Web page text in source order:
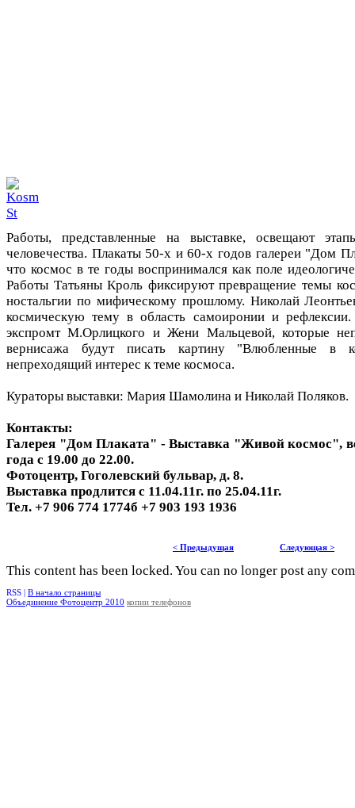
Работы, представленные на выставке, освещают
человечества. Плакаты 50-х и 60-х годов галереи "Дом
что космос в те годы воспринимался как поле
Работы Татьяны Кроль фиксируют превращение темы
ностальгии по мифическому прошлому. Николай
космическую тему в область самоиронии и
экспромт М.Орлицкого и Жени Мальцевой, которые
вернисажа будут писать картину "Влюбленные в
непреходящий интерес к теме космоса.
Кураторы выставки: Мария Шамолина и Николай Поляков.
Контакты:
Галерея "Дом Плаката" - Выставка "Живой космос",
года с 19.00 до 22.00.
Фотоцентр, Гоголевский бульвар, д. 8.
Выставка продлится с 11.04.11г. по 25.04.11г.
Тел. +7 906 774 1774б +7 903 193 1936
< Предыдущая Следующая >
This content has been locked. You can no longer post any
RSS | В начало страницы
Объединение Фотоцентр 2010 копии телефонов